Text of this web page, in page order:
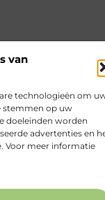
van
technologieën om
stemmen op uw
doeleinden worden
advertenties en
Voor meer informatie